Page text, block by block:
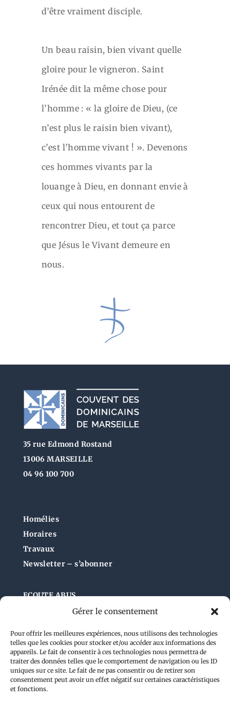
Gérer le consentement
Pour offrir les meilleures expériences, nous utilisons des technologies
telles que les cookies pour stocker et/ou accéder aux informations des
appareils. Le fait de consentir à ces technologies nous permettra de
traiter des données telles que le comportement de navigation ou les ID
uniques sur ce site. Le fait de ne pas consentir ou de retirer son
consentement peut avoir un effet négatif sur certaines caractéristiques
et fonctions.
d’être vraiment disciple.
Un beau raisin, bien vivant quelle
gloire pour le vigneron. Saint
Irénée dit la même chose pour
l’homme : « la gloire de Dieu, (ce
n’est plus le raisin bien vivant),
c’est l’homme vivant ! ». Devenons
ces hommes vivants par la
louange à Dieu, en donnant envie à
ceux qui nous entourent de
rencontrer Dieu, et tout ça parce
que Jésus le Vivant demeure en
nous.
35 rue Edmond Rostand
13006 MARSEILLE
04 96 100 700
Homélies
Horaires
Travaux
Newsletter – s’abonner
ECOUTE ABUS
Administration du site